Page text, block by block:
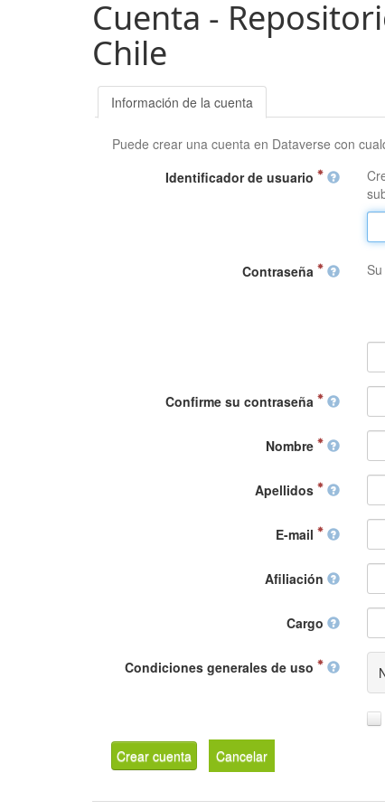
Cuenta -
Chile
Información de la cuenta
Puede crear una cuenta en Dataverse con
Identificador de usuario
Contraseña
Confirme su contraseña
Nombre
Apellidos
E-mail
Afiliación
Cargo
Condiciones generales de uso
Crear cuenta Cancelar